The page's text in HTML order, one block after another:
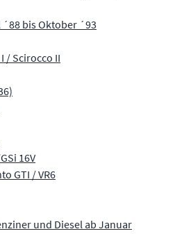
´88 bis Oktober ´93
/ Scirocco II
16V
GTI / VR6
und Diesel ab Januar